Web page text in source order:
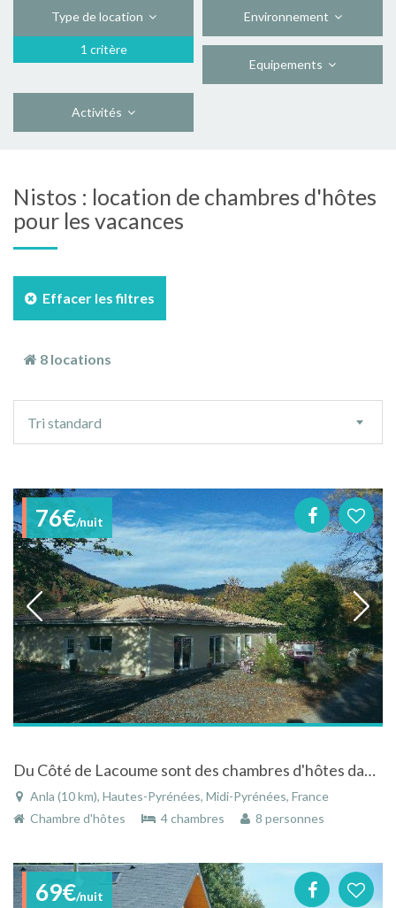
Type de location
1 critère
Environnement
Equipements
Activités
Nistos : location de chambres d'hôtes
pour les vacances
Effacer les filtres
8 locations
tri
Tri standard
76€/nuit
Du Côté de Lacoume sont des chambres d'hôtes dans un charmant village de montagne des pyrénés
Anla (10 km), Hautes-Pyrénées, Midi-Pyrénées, France
Chambre d'hôtes
4 chambres 8 personnes
69€/nuit